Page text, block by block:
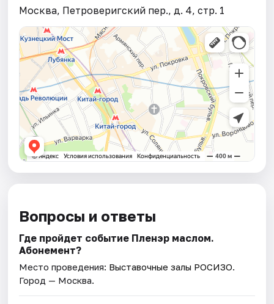
Москва, Петроверигский пер., д. 4, стр. 1
Вопросы и ответы
Где пройдет событие Пленэр маслом.
Абонемент?
Место проведения: Выставочные залы РОСИЗО.
Город — Москва.